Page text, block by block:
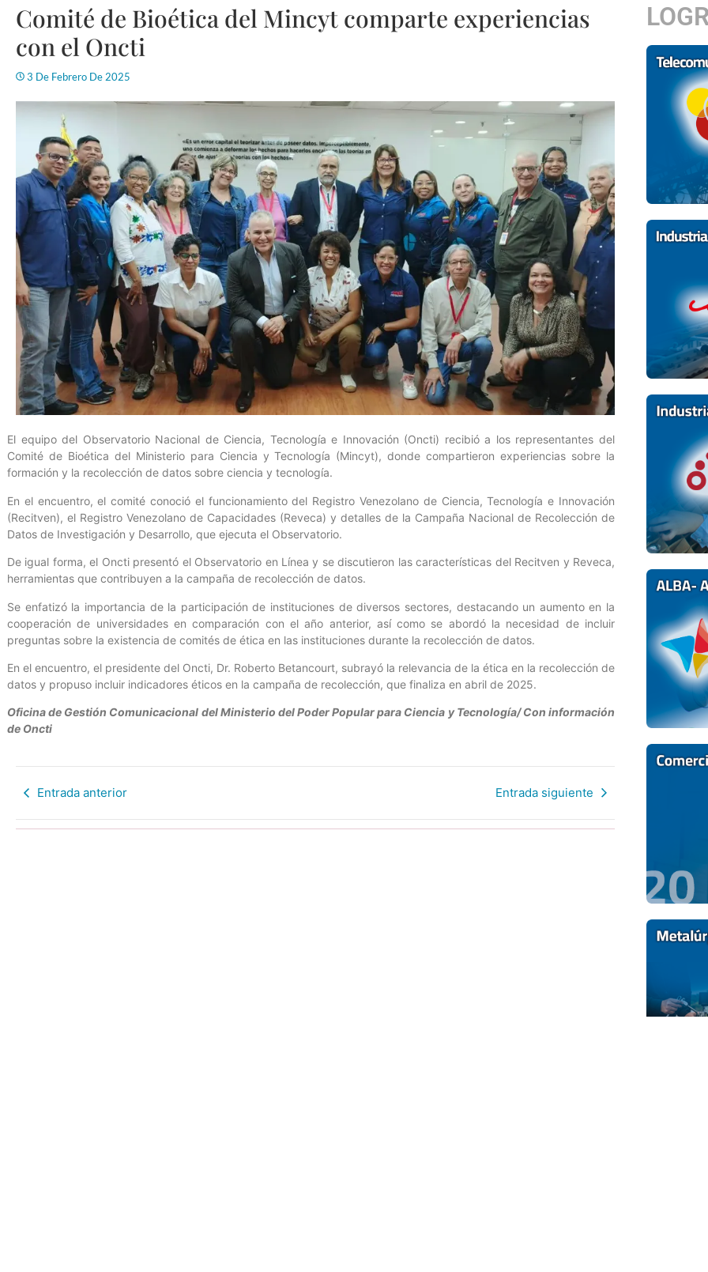
Comité de Bioética del Mincyt comparte experiencias
con el Oncti
3 De Febrero De 2025
El equipo del Observatorio Nacional de Ciencia, Tecnología e Innovación (Oncti) recibió a los representantes del
Comité de Bioética del Ministerio para Ciencia y Tecnología (Mincyt), donde compartieron experiencias sobre la
formación y la recolección de datos sobre ciencia y tecnología.
En el encuentro, el comité conoció el funcionamiento del Registro Venezolano de Ciencia, Tecnología e Innovación
(Recitven), el Registro Venezolano de Capacidades (Reveca) y detalles de la Campaña Nacional de Recolección de
Datos de Investigación y Desarrollo, que ejecuta el Observatorio.
De igual forma, el Oncti presentó el Observatorio en Línea y se discutieron las características del Recitven y Reveca,
herramientas que contribuyen a la campaña de recolección de datos.
Se enfatizó la importancia de la participación de instituciones de diversos sectores, destacando un aumento en la
cooperación de universidades en comparación con el año anterior, así como se abordó la necesidad de incluir
preguntas sobre la existencia de comités de ética en las instituciones durante la recolección de datos.
En el encuentro, el presidente del Oncti, Dr. Roberto Betancourt, subrayó la relevancia de la ética en la recolección de
datos y propuso incluir indicadores éticos en la campaña de recolección, que finaliza en abril de 2025.
Oficina de Gestión Comunicacional del Ministerio del Poder Popular para Ciencia y Tecnología/ Con información
de Oncti
Entrada anterior Entrada siguiente